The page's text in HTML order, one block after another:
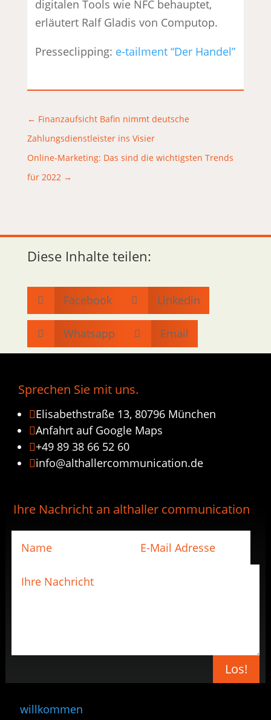
digitalen Tools wie NFC behauptet,
erläutert Ralf Gladis von Computop.
Presseclipping: e-tailment “Der Handel”
← Finanzaufsicht Bafin nimmt deutsche
Zahlungsdienstleister ins Visier
Online-Marketing: Das sind die wichtigsten Trends
für 2022→
Diese Inhalte teilen:
 Facebook  Linkedin
 Whatsapp  Email
Sprechen Sie mit uns.
Elisabethstraße 13, 80796 München
Anfahrt auf Google Maps
+49 89 38 66 52 60
info@althallercommunication.de
Ihre Nachricht an althaller communication
Los!
willkommen